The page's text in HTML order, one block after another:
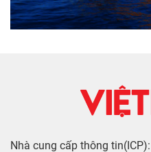
Nhà cung cấp thông